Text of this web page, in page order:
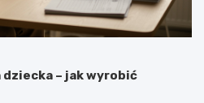
– jak wyrobić